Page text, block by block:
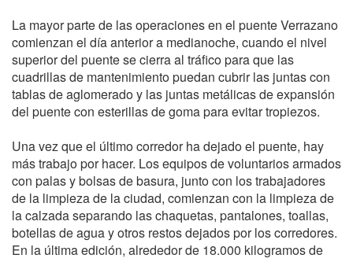
La mayor parte de las operaciones en el puente Verrazano
comienzan el día anterior a medianoche, cuando el nivel
superior del puente se cierra al tráfico para que las
cuadrillas de mantenimiento puedan cubrir las juntas con
tablas de aglomerado y las juntas metálicas de expansión
del puente con esterillas de goma para evitar tropiezos.
Una vez que el último corredor ha dejado el puente, hay
más trabajo por hacer. Los equipos de voluntarios armados
con palas y bolsas de basura, junto con los trabajadores
de la limpieza de la ciudad, comienzan con la limpieza de
la calzada separando las chaquetas, pantalones, toallas,
botellas de agua y otros restos dejados por los corredores.
En la última edición, alrededor de 18.000 kilogramos de